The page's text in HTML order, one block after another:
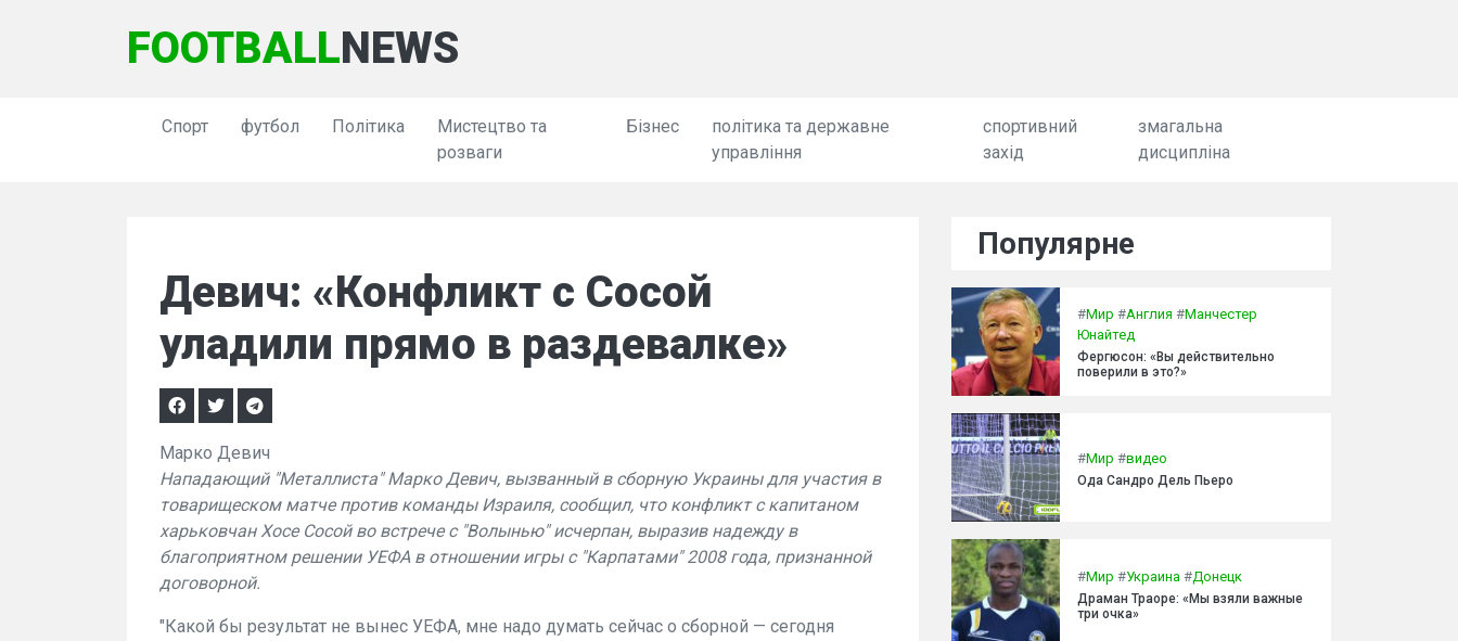
FOOTBALLNEWS
Спорт футбол Політика
Мистецтво та
розваги
Бізнес
політика та державне
управління
спортивний
захід
змагальна
дисципліна
Девич: «Конфликт с Сосой
уладили прямо в раздевалке»
Марко Девич
Нападающий "Металлиста" Марко Девич, вызванный в сборную Украины для участия в
товарищеском матче против команды Израиля, сообщил, что конфликт с капитаном
харьковчан Хосе Сосой во встрече с "Волынью" исчерпан, выразив надежду в
благоприятном решении УЕФА в отношении игры с "Карпатами" 2008 года, признанной
договорной.
"Какой бы результат не вынес УЕФА, мне надо думать сейчас о сборной — сегодня
Популярне
#Мир #Англия #Манчестер
Юнайтед
Фергюсон: «Вы действительно
поверили в это?»
#Мир #видео
Ода Сандро Дель Пьеро
#Мир #Украина #Донецк
Драман Траоре: «Мы взяли важные
три очка»